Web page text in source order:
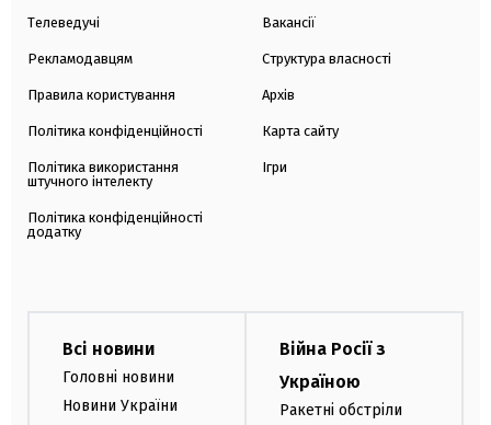
Телеведучі
Рекламодавцям
Правила користування
Політика конфіденційності
Політика використання
штучного інтелекту
Політика конфіденційності
додатку
Вакансії
Структура власності
Архів
Карта сайту
Ігри
Всі новини
Головні новини
Новини України
Війна Росії з
Україною
Ракетні обстріли